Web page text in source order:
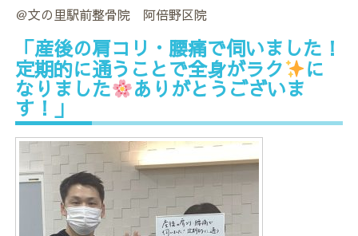
＠文の里駅前整骨院 阿倍野区院
「産後の肩コリ・腰痛で伺いました！
定期的に通うことで全身がラク
に
なりました
ありがとうございま
す！」